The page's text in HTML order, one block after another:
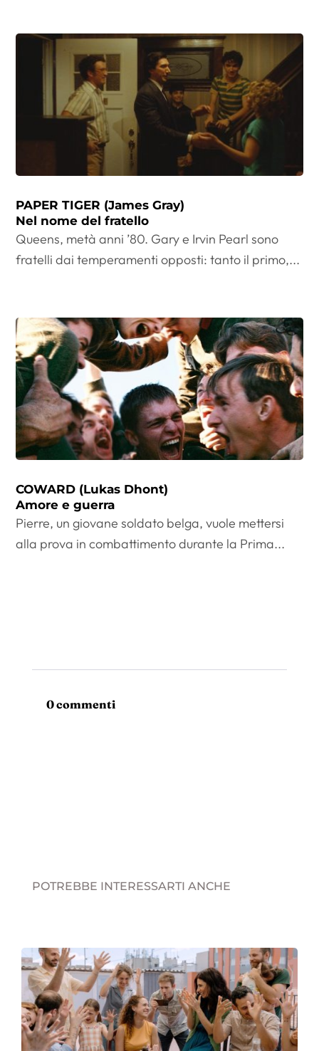
PAPER TIGER (James Gray)
Nel nome del fratello
Queens, metà anni ’80. Gary e Irvin Pearl sono
fratelli dai temperamenti opposti: tanto il primo,...
COWARD (Lukas Dhont)
Amore e guerra
Pierre, un giovane soldato belga, vuole mettersi
alla prova in combattimento durante la Prima...
0 commenti
POTREBBE INTERESSARTI ANCHE